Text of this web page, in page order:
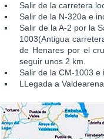
Salir de la carretera
Salir de la N-320a e
Salir de la A-2 por la
1003(Antigua
de Henares por el
seguir unos 2 km.
Salir de la CM-1003
LLegada a